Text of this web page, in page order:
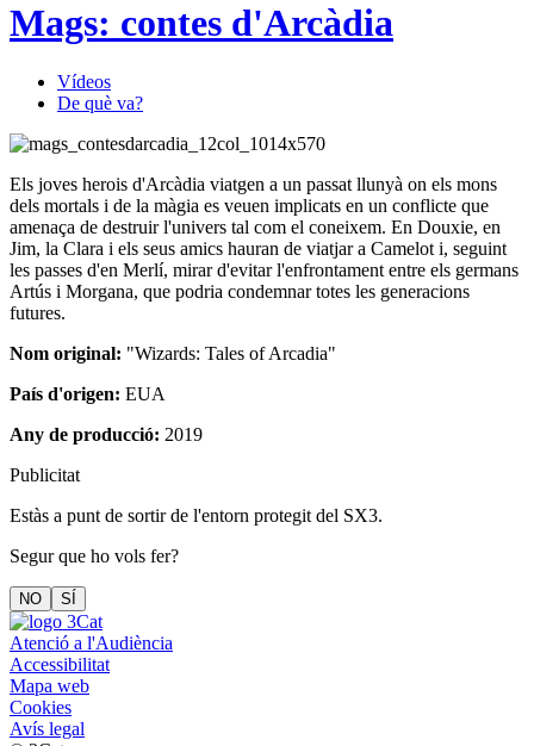
Mags: contes d'Arcàdia
Vídeos
De què va?
Els joves herois d'Arcàdia viatgen a un passat llunyà on els mons
dels mortals i de la màgia es veuen implicats en un conflicte que
amenaça de destruir l'univers tal com el coneixem. En Douxie, en
Jim, la Clara i els seus amics hauran de viatjar a Camelot i, seguint
les passes d'en Merlí, mirar d'evitar l'enfrontament entre els germans
Artús i Morgana, que podria condemnar totes les generacions
futures.
Nom original: "Wizards: Tales of Arcadia"
País d'origen: EUA
Any de producció: 2019
Publicitat
Estàs a punt de sortir de l'entorn protegit del SX3.
Segur que ho vols fer?
NO SÍ
Atenció a l'Audiència
Accessibilitat
Mapa web
Cookies
Avís legal